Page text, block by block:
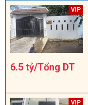
6.5 tỷ/Tổng DT